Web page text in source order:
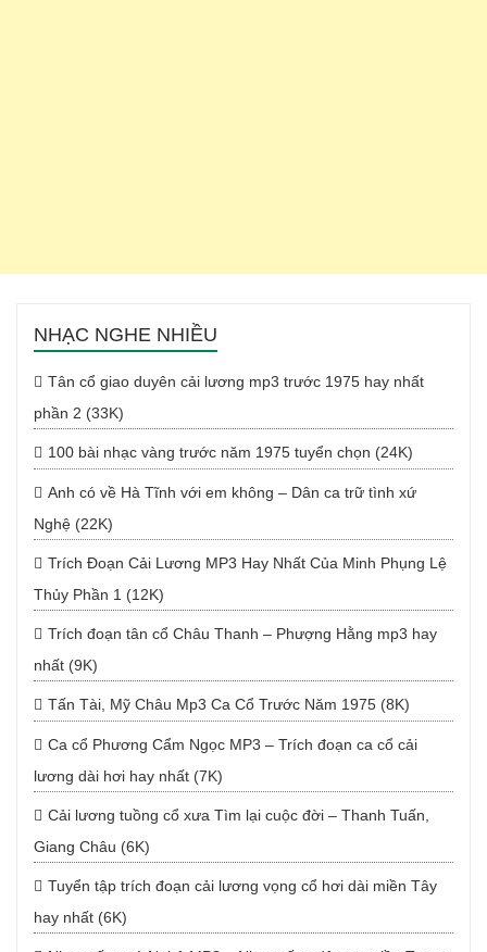
NHẠC NGHE NHIỀU
Tân cổ giao duyên cải lương mp3 trước 1975 hay nhất
phần 2 (33K)
100 bài nhạc vàng trước năm 1975 tuyển chọn (24K)
Anh có về Hà Tĩnh với em không – Dân ca trữ tình xứ
Nghệ (22K)
Trích Đoạn Cải Lương MP3 Hay Nhất Của Minh Phụng Lệ
Thủy Phần 1 (12K)
Trích đoạn tân cổ Châu Thanh – Phượng Hằng mp3 hay
nhất (9K)
Tấn Tài, Mỹ Châu Mp3 Ca Cổ Trước Năm 1975 (8K)
Ca cổ Phương Cẩm Ngọc MP3 – Trích đoạn ca cổ cải
lương dài hơi hay nhất (7K)
Cải lương tuồng cổ xưa Tìm lại cuộc đời – Thanh Tuấn,
Giang Châu (6K)
Tuyển tập trích đoạn cải lương vọng cổ hơi dài miền Tây
hay nhất (6K)